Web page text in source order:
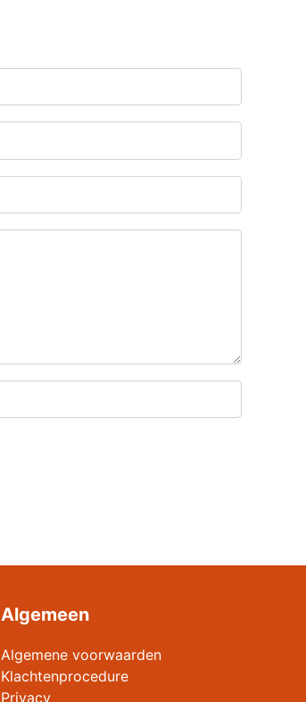
Algemeen
Algemene voorwaarden
Klachtenprocedure
Privacy